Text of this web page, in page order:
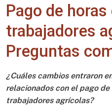
Pago de
trabajadores
Preguntas
¿Cuáles cambios entraron
relacionados con el pago
trabajadores agrícolas?